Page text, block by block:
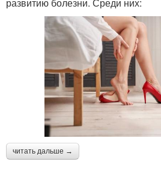
развитию болезни. Среди них:
читать дальше →